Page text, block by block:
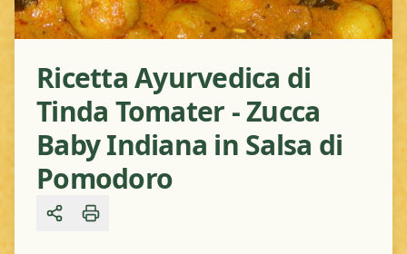
Ricetta Ayurvedica di
Tinda Tomater - Zucca
Baby Indiana in Salsa di
Pomodoro
Share